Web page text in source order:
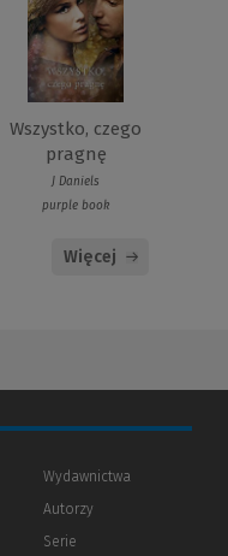
Wszystko, czego
pragnę
J Daniels
purple book
Więcej
Wydawnictwa
Autorzy
Serie